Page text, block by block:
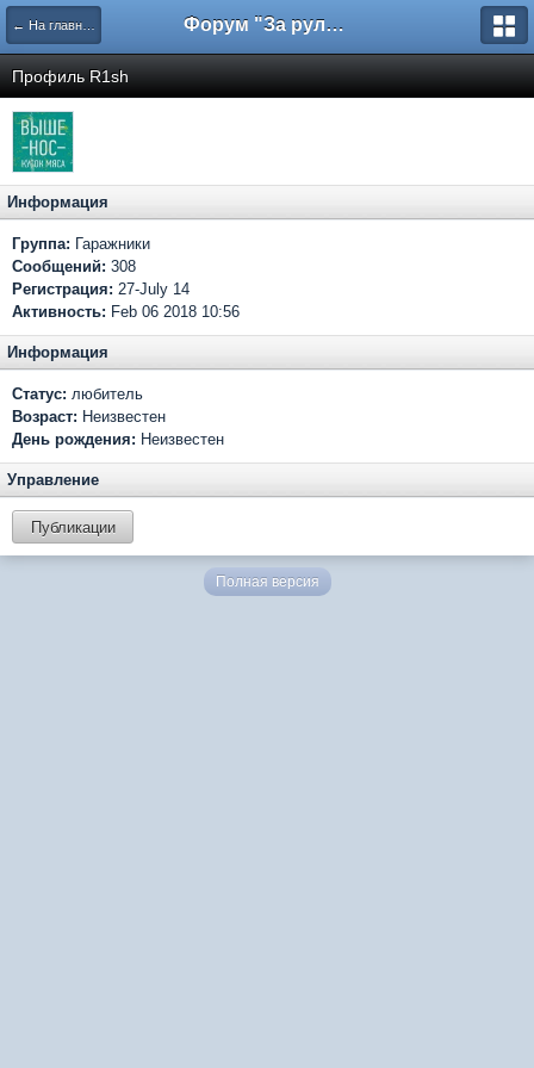
← На главную Форум "За рулем"
Профиль R1sh
Информация
Группа: Гаражники
Сообщений: 308
Регистрация: 27-July 14
Активность: Feb 06 2018 10:56
Информация
Статус: любитель
Возраст: Неизвестен
День рождения: Неизвестен
Управление
Публикации
Полная версия